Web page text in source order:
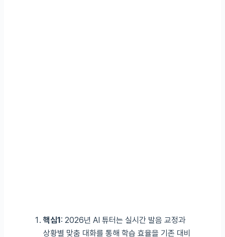
핵심1 : 2026년 AI 튜터는 실시간 발음 교정과
상황별 맞춤 대화를 통해 학습 효율을 기존 대비